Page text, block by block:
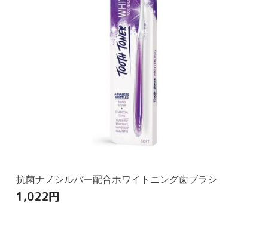
抗菌ナノシルバー配合ホワイトニング歯ブラシ
1,022円